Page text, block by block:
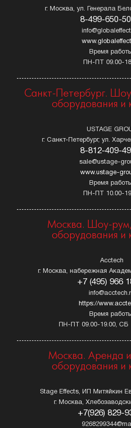
г. Москва, ул. Генерала
8-499-650-
Время
ПН-ПТ 09.00-
Санкт-Петербург.
оборудования и
USTAGE
г. Санкт-Петербург, ул.
8-812-409-
sale@ustage-
www.ustage-
Время
ПН-ПТ 10.00-
Москва. Шоу-
оборудования и
Acctech
г. Москва, набережная
+7 (495) 966
https://
Время
ПН-ПТ 09.00-19.00, СБ
Москва. Аренда
оборудования и
Stage Effects, ИП Митяйкин
г. Москва,
+7(926) 829-